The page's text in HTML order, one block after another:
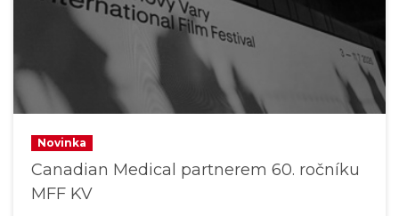
Novinka
Canadian Medical partnerem 60. ročníku
MFF KV